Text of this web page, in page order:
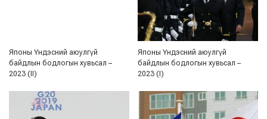
Японы Үндэсний аюулгүй
байдлын бодлогын хувьсал –
2023 (II)
Японы Үндэсний аюулгүй
байдлын бодлогын хувьсал –
2023 (I)